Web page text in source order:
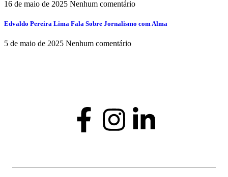
16 de maio de 2025 Nenhum comentário
Edvaldo Pereira Lima Fala Sobre Jornalismo com Alma
5 de maio de 2025 Nenhum comentário